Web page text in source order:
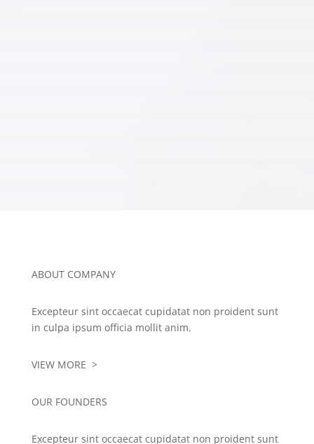
ABOUT COMPANY
Excepteur sint occaecat cupidatat non proident sunt
in culpa ipsum officia mollit anim.
VIEW MORE >
OUR FOUNDERS
Excepteur sint occaecat cupidatat non proident sunt